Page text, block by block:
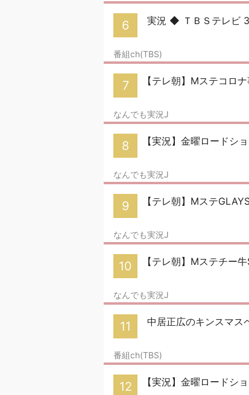
6 実況 ◆ ＴＢＳテレビ
番組ch(TBS)
7 【テレ朝】Mステコロ
なんでも実況J
8 【実況】金曜ロードシ
なんでも実況J
9 【テレ朝】Mステ
なんでも実況J
10 【テレ朝】Mステチー
なんでも実況J
11 中居正広のキンスマ
番組ch(TBS)
12 【実況】金曜ロードシ